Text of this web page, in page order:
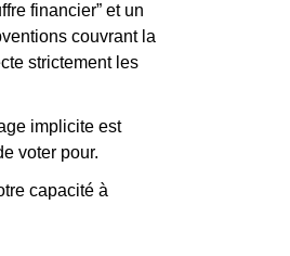
financier” et un
couvrant la
strictement les
implicite est
voter pour.
capacité à